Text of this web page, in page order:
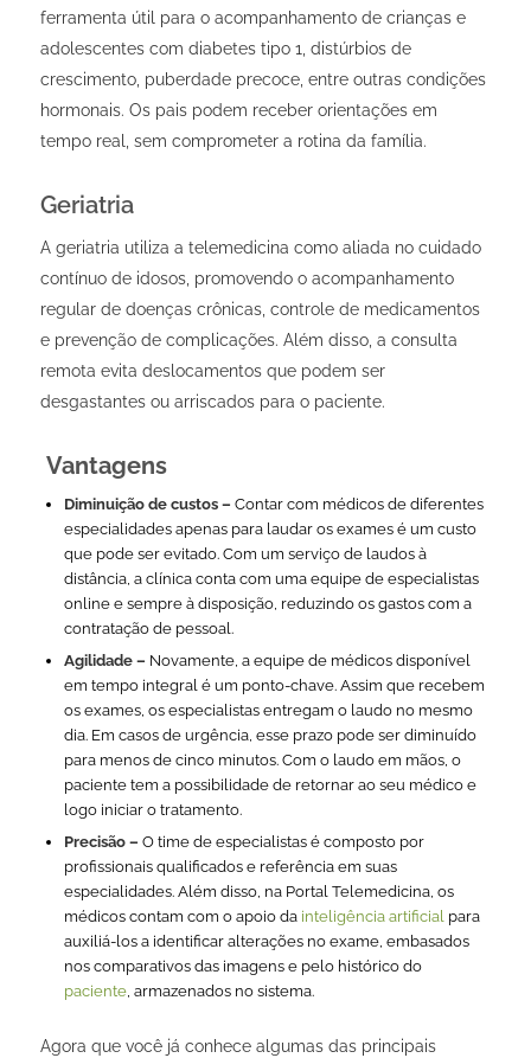
ferramenta útil para o acompanhamento de crianças e
adolescentes com diabetes tipo 1, distúrbios de
crescimento, puberdade precoce, entre outras condições
hormonais. Os pais podem receber orientações em
tempo real, sem comprometer a rotina da família.
Geriatria
A geriatria utiliza a telemedicina como aliada no cuidado
contínuo de idosos, promovendo o acompanhamento
regular de doenças crônicas, controle de medicamentos
e prevenção de complicações. Além disso, a consulta
remota evita deslocamentos que podem ser
desgastantes ou arriscados para o paciente.
Vantagens
Diminuição de custos – Contar com médicos de diferentes
especialidades apenas para laudar os exames é um custo
que pode ser evitado. Com um serviço de laudos à
distância, a clínica conta com uma equipe de especialistas
online e sempre à disposição, reduzindo os gastos com a
contratação de pessoal.
Agilidade – Novamente, a equipe de médicos disponível
em tempo integral é um ponto-chave. Assim que recebem
os exames, os especialistas entregam o laudo no mesmo
dia. Em casos de urgência, esse prazo pode ser diminuído
para menos de cinco minutos. Com o laudo em mãos, o
paciente tem a possibilidade de retornar ao seu médico e
logo iniciar o tratamento.
Precisão – O time de especialistas é composto por
profissionais qualificados e referência em suas
especialidades. Além disso, na Portal Telemedicina, os
médicos contam com o apoio da inteligência artificialpara
auxiliá-los a identificar alterações no exame, embasados
nos comparativos das imagens e pelo histórico do
paciente, armazenados no sistema.
Agora que você já conhece algumas das principais